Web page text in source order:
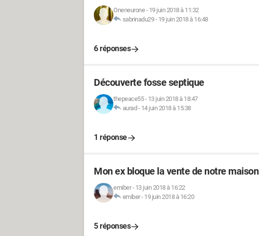
Oneneurone- 19 juin 2018 à 11:32
sabrinadu29- 19 juin 2018 à 16:48
6 réponses
Découverte fosse septique
thepeace55- 13 juin 2018 à 18:47
aurad - 14 juin 2018 à 15:38
1 réponse
Mon ex bloque la vente de notre maison
emiber- 13 juin 2018 à 16:22
emiber- 19 juin 2018 à 16:20
5 réponses